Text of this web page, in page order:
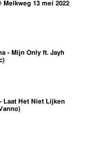
Melkweg 13 mei 2022
- Mijn Only ft. Jayh
Laat Het Niet Lijken